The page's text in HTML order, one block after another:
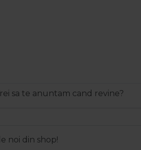
sa te anuntam cand revine?
noi din shop!